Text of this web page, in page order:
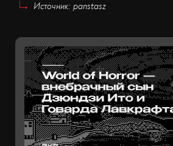
Источник: panstasz